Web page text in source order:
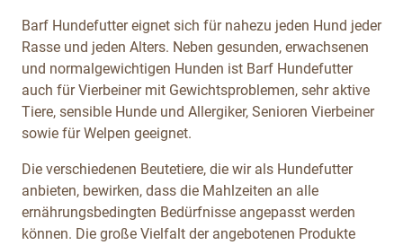
Barf Hundefutter eignet sich für nahezu jeden Hund jeder
Rasse und jeden Alters. Neben gesunden, erwachsenen
und normalgewichtigen Hunden ist Barf Hundefutter
auch für Vierbeiner mit Gewichtsproblemen, sehr aktive
Tiere, sensible Hunde und Allergiker, Senioren Vierbeiner
sowie für Welpen geeignet.
Die verschiedenen Beutetiere, die wir als Hundefutter
anbieten, bewirken, dass die Mahlzeiten an alle
ernährungsbedingten Bedürfnisse angepasst werden
können. Die große Vielfalt der angebotenen Produkte